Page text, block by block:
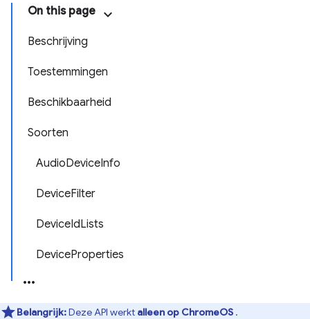
On this page
Beschrijving
Toestemmingen
Beschikbaarheid
Soorten
AudioDeviceInfo
DeviceFilter
DeviceIdLists
DeviceProperties
Belangrijk:Deze API werkt alleen op ChromeOS .